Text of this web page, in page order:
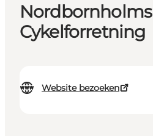
Nordbornholms
Cykelforretning
Website bezoeken